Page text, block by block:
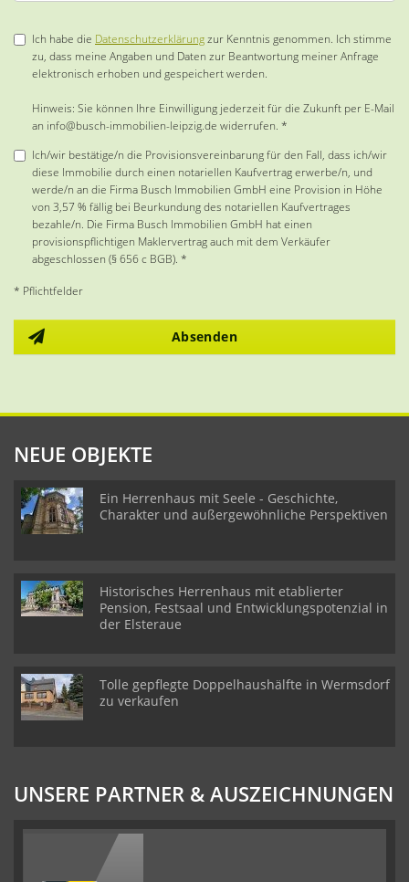
Ich habe die Datenschutzerklärungzur Kenntnis genommen. Ich stimme
zu, dass meine Angaben und Daten zur Beantwortung meiner Anfrage
elektronisch erhoben und gespeichert werden.
Hinweis: Sie können Ihre Einwilligung jederzeit für die Zukunft per E-Mail
an info@busch-immobilien-leipzig.de widerrufen. *
Ich/wir bestätige/n die Provisionsvereinbarung für den Fall, dass ich/wir
diese Immobilie durch einen notariellen Kaufvertrag erwerbe/n, und
werde/n an die Firma Busch Immobilien GmbH eine Provision in Höhe
von 3,57 % fällig bei Beurkundung des notariellen Kaufvertrages
bezahle/n. Die Firma Busch Immobilien GmbH hat einen
provisionspflichtigen Maklervertrag auch mit dem Verkäufer
abgeschlossen (§ 656 c BGB). *
* Pflichtfelder
Absenden
NEUE OBJEKTE
Ein Herrenhaus mit Seele - Geschichte,
Charakter und außergewöhnliche Perspektiven
Historisches Herrenhaus mit etablierter
Pension, Festsaal und Entwicklungspotenzial in
der Elsteraue
Tolle gepflegte Doppelhaushälfte in Wermsdorf
zu verkaufen
UNSERE PARTNER & AUSZEICHNUNGEN